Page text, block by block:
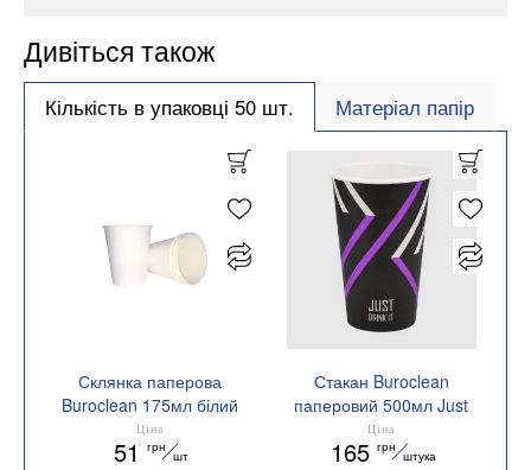
Дивіться також
Кількість в упаковці 50 шт. Матеріал папір
Склянка паперова
Buroclean 175мл білий
50шт/уп 1080029
Ціна
51 грн
шт
Стакан Buroclean
паперовий 500мл Just
Drink 50штук 1080062
Ціна
165 грн
штука